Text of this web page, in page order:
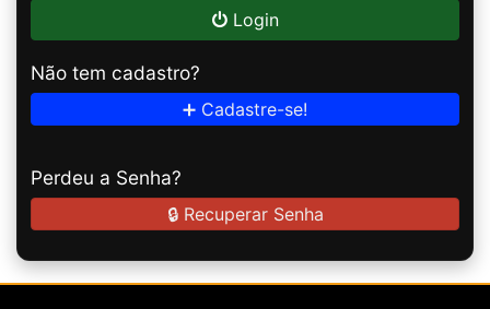
Login
Não tem cadastro?
➕ Cadastre-se!
Perdeu a Senha?
🔒 Recuperar Senha